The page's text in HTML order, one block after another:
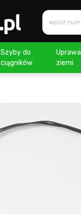
Szyby do
ciągników
Uprawa
ziemi